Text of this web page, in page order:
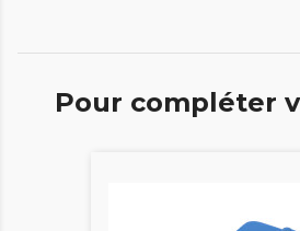
Pour compléter